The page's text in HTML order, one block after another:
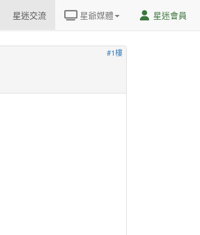
星迷交流 星爺媒體 星迷會員
#1樓